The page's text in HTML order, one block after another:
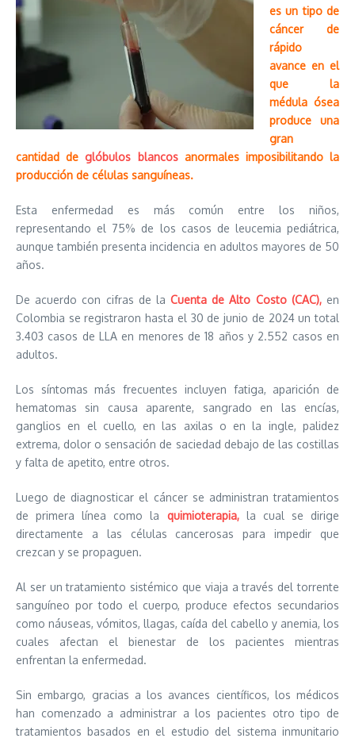
es un tipo de
cáncer de
rápido
avance en el
que la
médula ósea
produce una
gran
cantidad de glóbulos blancosanormales imposibilitando la
producción de células sanguíneas.
Esta enfermedad es más común entre los niños,
representando el 75% de los casos de leucemia pediátrica,
aunque también presenta incidencia en adultos mayores de 50
años.
De acuerdo con cifras de laCuenta de Alto Costo (CAC),en
Colombia se registraron hasta el 30 de junio de 2024 un total
3.403 casos de LLA en menores de 18 años y 2.552 casos en
adultos.
Los síntomas más frecuentes incluyen fatiga, aparición de
hematomas sin causa aparente, sangrado en las encías,
ganglios en el cuello, en las axilas o en la ingle, palidez
extrema, dolor o sensación de saciedad debajo de las costillas
y falta de apetito, entre otros.
Luego de diagnosticar el cáncer se administran tratamientos
de primera línea como la quimioterapia,la cual se dirige
directamente a las células cancerosas para impedir que
crezcan y se propaguen.
Al ser un tratamiento sistémico que viaja a través del torrente
sanguíneo por todo el cuerpo, produce efectos secundarios
como náuseas, vómitos, llagas, caída del cabello y anemia, los
cuales afectan el bienestar de los pacientes mientras
enfrentan la enfermedad.
Sin embargo, gracias a los avances científicos, los médicos
han comenzado a administrar a los pacientes otro tipo de
tratamientos basados en el estudio del sistema inmunitario